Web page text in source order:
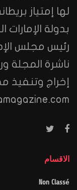
لها إمتياز
بدولة الإمارات
رئيس مجلس
ناشرة المجلة
إخراج وتنفيذ
الاقسام
Non Classé